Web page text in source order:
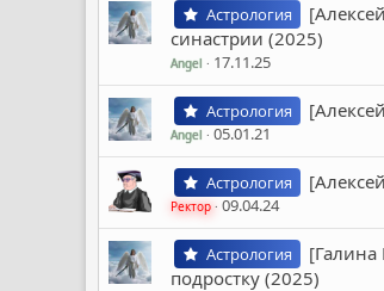
Астрология
синастрии (2025)
Angel 17.11.25
Астрология
Angel 05.01.21
Астрология
Ректор 09.04.24
Астрология
подростку (2025)